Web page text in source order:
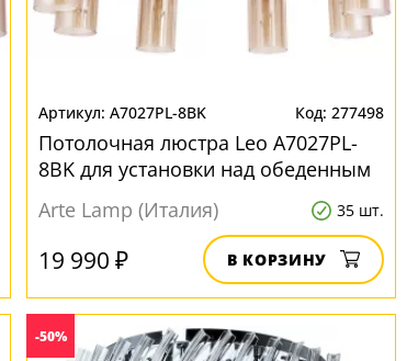
A7027PL-8BK 277498
Потолочная люстра Leo A7027PL-
8BK для установки над обеденным
Arte Lamp (Италия) 35 шт.
19 990 ₽ В КОРЗИНУ
-50%